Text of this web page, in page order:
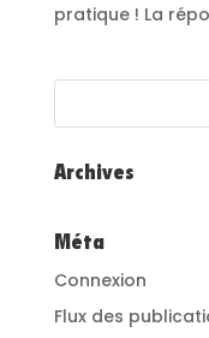
pratique ! La
Archives
Méta
Connexion
Flux des